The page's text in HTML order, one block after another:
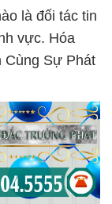
là đối tác tin
vực. Hóa
Cùng Sự Phát